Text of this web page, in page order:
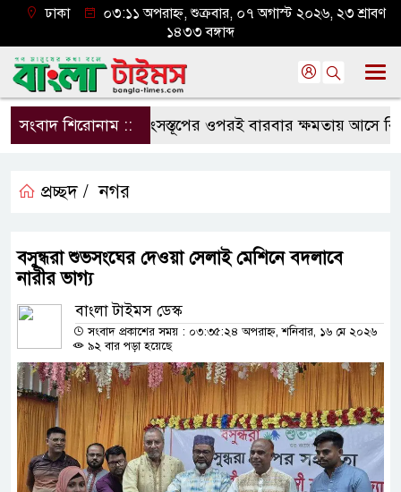
ঢাকা
০৩:১১ অপরাহ্ন, শুক্রবার, ০৭ অগাস্ট ২০২৬, ২৩ শ্রাবণ
১৪৩৩ বঙ্গাব্দ
সংবাদ শিরোনাম ::ধ্বংসস্তূপের ওপরই বারবার ক্ষমতায় আসে
প্রচ্ছদ / নগর
বসুন্ধরা শুভসংঘের দেওয়া সেলাই মেশিনে বদলাবে
নারীর ভাগ্য
বাংলা টাইমস ডেস্ক
সংবাদ প্রকাশের সময় : ০৩:৩৫:২৪ অপরাহ্ন, শনিবার, ১৬ মে ২০২৬
৯২ বার পড়া হয়েছে